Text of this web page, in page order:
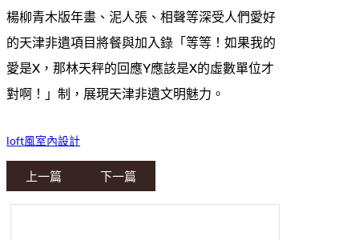
楊柳青木版年畫、泥人張、相聲等深受人們愛好
的天津非遺項目將餐與加入錄「等等！如果我的
愛是X，那林天秤的回應Y應該是X的虛數單位才
對啊！」制，展現天津非遺文明魅力。
loft風室內設計
上一篇 下一篇